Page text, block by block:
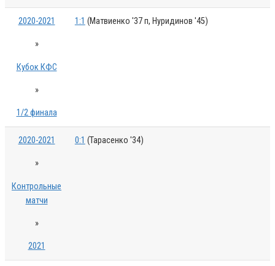
2020-2021
»
Кубок КФС
»
1/2 финала
1:1 (Матвиенко '37 п, Нуридинов '45)
2020-2021
»
Контрольные
матчи
»
2021
0:1 (Тарасенко '34)